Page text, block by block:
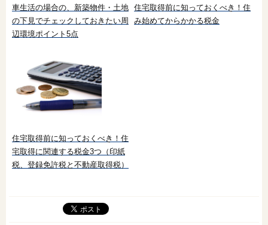
車生活の場合の、新築物件・土地
の下見でチェックしておきたい周
辺環境ポイント5点
住宅取得前に知っておくべき！住
み始めてからかかる税金
住宅取得前に知っておくべき！住
宅取得に関連する税金3つ（印紙
税、登録免許税と不動産取得税）